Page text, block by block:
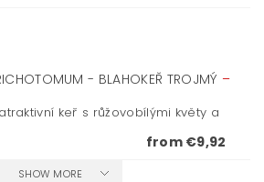
- BLAHOKEŘ TROJMÝ –
keř s růžovobílými květy a
from €9,92
SHOW MORE